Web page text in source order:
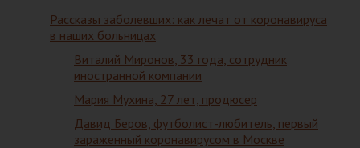
Рассказы заболевших: как лечат от коронавируса
в наших больницах
Виталий Миронов, 33 года, сотрудник
иностранной компании
Мария Мухина, 27 лет, продюсер
Давид Беров, футболист-любитель, первый
зараженный коронавирусом в Москве